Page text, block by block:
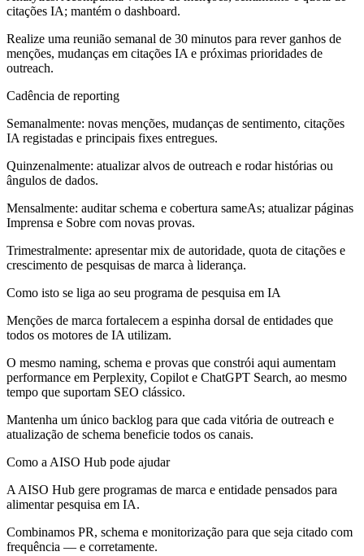
citações IA; mantém o dashboard.
Realize uma reunião semanal de 30 minutos para rever ganhos de
menções, mudanças em citações IA e próximas prioridades de
outreach.
Cadência de reporting
Semanalmente: novas menções, mudanças de sentimento, citações
IA registadas e principais fixes entregues.
Quinzenalmente: atualizar alvos de outreach e rodar histórias ou
ângulos de dados.
Mensalmente: auditar schema e cobertura sameAs; atualizar páginas
Imprensa e Sobre com novas provas.
Trimestralmente: apresentar mix de autoridade, quota de citações e
crescimento de pesquisas de marca à liderança.
Como isto se liga ao seu programa de pesquisa em IA
Menções de marca fortalecem a espinha dorsal de entidades que
todos os motores de IA utilizam.
O mesmo naming, schema e provas que constrói aqui aumentam
performance em Perplexity, Copilot e ChatGPT Search, ao mesmo
tempo que suportam SEO clássico.
Mantenha um único backlog para que cada vitória de outreach e
atualização de schema beneficie todos os canais.
Como a AISO Hub pode ajudar
A AISO Hub gere programas de marca e entidade pensados para
alimentar pesquisa em IA.
Combinamos PR, schema e monitorização para que seja citado com
frequência — e corretamente.